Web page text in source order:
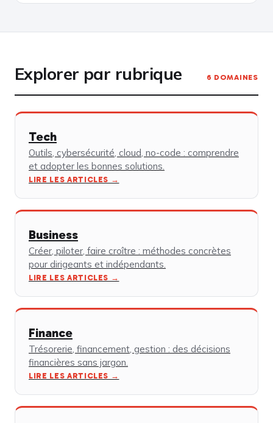
Explorer par rubrique 6 DOMAINES
Tech
Outils, cybersécurité, cloud, no-code : comprendre
et adopter les bonnes solutions.
LIRE LES ARTICLES →
Business
Créer, piloter, faire croître : méthodes concrètes
pour dirigeants et indépendants.
LIRE LES ARTICLES →
Finance
Trésorerie, financement, gestion : des décisions
financières sans jargon.
LIRE LES ARTICLES →